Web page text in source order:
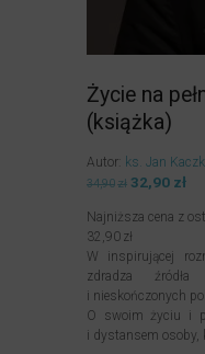
Życie na
(książka)
Autor: ks. Jan
34,90zł Pierwotna
wynosiła:
34,90zł.
32,90 zł
Najniższa cena z
32,90 zł
W inspirującej
zdradza
i nieskończonych
O swoim życiu i
i dystansem osoby,